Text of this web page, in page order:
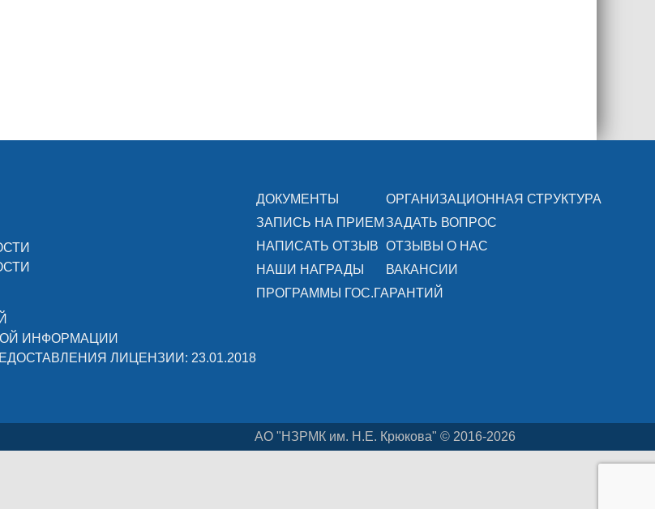
ИНФОРМАЦИИ
ЛИЦЕНЗИИ: 23.01.2018
ДОКУМЕНТЫ
ОРГАНИЗАЦИОННАЯ СТРУКТУРА
ЗАПИСЬ НА ПРИЕМ ЗАДАТЬ ВОПРОС
НАПИСАТЬ ОТЗЫВ ОТЗЫВЫ О НАС
НАШИ НАГРАДЫ
ВАКАНСИИ
ПРОГРАММЫ ГОС.ГАРАНТИЙ
АО "НЗРМК им. Н.Е. Крюкова" © 2016-2026